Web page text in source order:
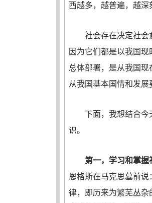
西越多，越普遍，越
社会存在决定社会意
因为它们都是以我国
总体部署，是从我国
从我国基本国情和发展
下面，我想结合今天
识。
第一，学习和掌握
恩格斯在马克思墓前
律，即历来为繁芜丛